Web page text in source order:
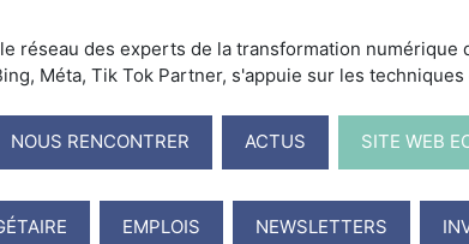
réseau des experts de la transformation numérique
Méta, Tik Tok Partner, s'appuie sur les
NOUS RENCONTRER ACTUS SITE WEB
EMPLOIS NEWSLETTERS